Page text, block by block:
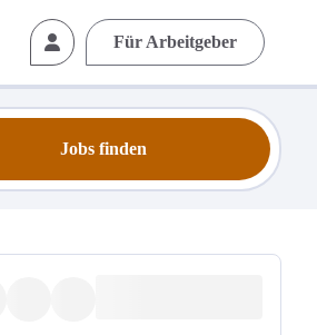
Für Arbeitgeber
Jobs finden